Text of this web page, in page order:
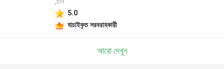
5.0
যাচাইকৃত সরবরাহকারী
আরো দেখুন